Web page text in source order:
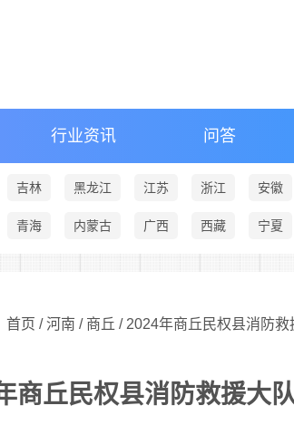
行业资讯 问答
吉林 黑龙江 江苏 浙江 安徽
青海 内蒙古 广西 西藏 宁夏
首页 /河南 / 商丘 / 2024年商丘民权县消防
商丘民权县消防救援大